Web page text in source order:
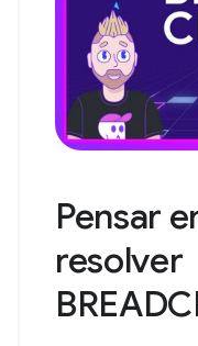
Pensar
resolver